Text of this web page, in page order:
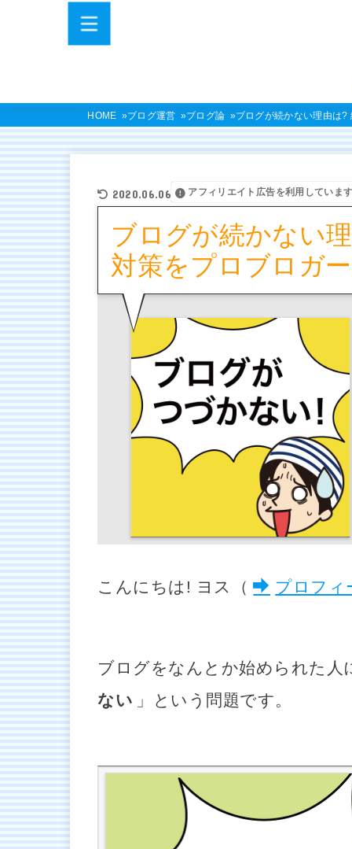
HOME ブログ運営 ブログ論 ブログが続かない理由は?
2020.06.06 アフィリエイト広告を利用しています
ブログが続かない
対策をプロブロガ
こんにちは! ヨス（ プロフィ
ブログをなんとか始められた人
ない 」という問題です。